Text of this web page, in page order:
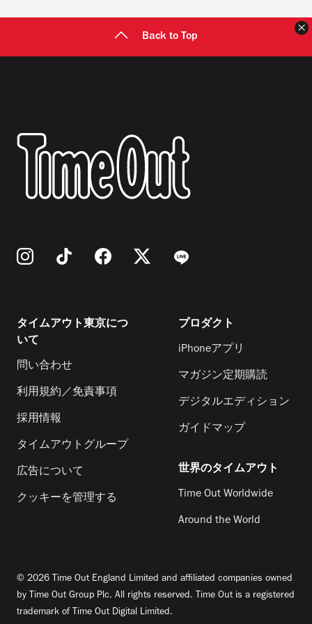
Back to Top
タイムアウト東京につ
いて
問い合わせ
利用規約／免責事項
採用情報
タイムアウトグループ
広告について
クッキーを管理する
プロダクト
iPhoneアプリ
マガジン定期購読
デジタルエディション
ガイドマップ
世界のタイムアウト
Time Out Worldwide
Around the World
© 2026 Time Out England Limited and affiliated companies owned
by Time Out Group Plc. All rights reserved. Time Out is a registered
trademark of Time Out Digital Limited.